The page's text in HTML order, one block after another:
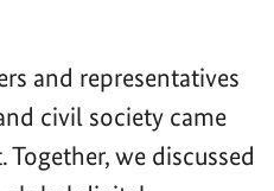
and representatives
civil society came
we discussed